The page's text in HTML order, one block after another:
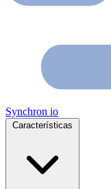
Synchron io